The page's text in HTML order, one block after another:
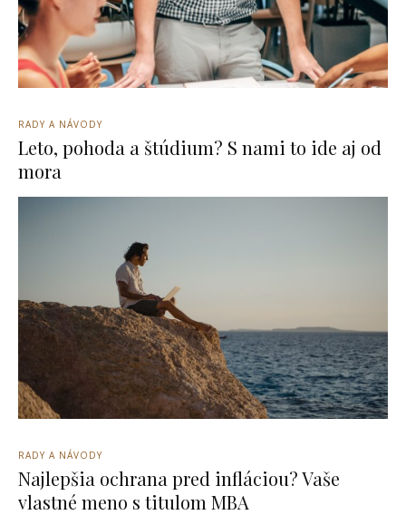
RADY A NÁVODY
Leto, pohoda a štúdium? S nami to ide aj od
mora
RADY A NÁVODY
Najlepšia ochrana pred infláciou? Vaše
vlastné meno s titulom MBA